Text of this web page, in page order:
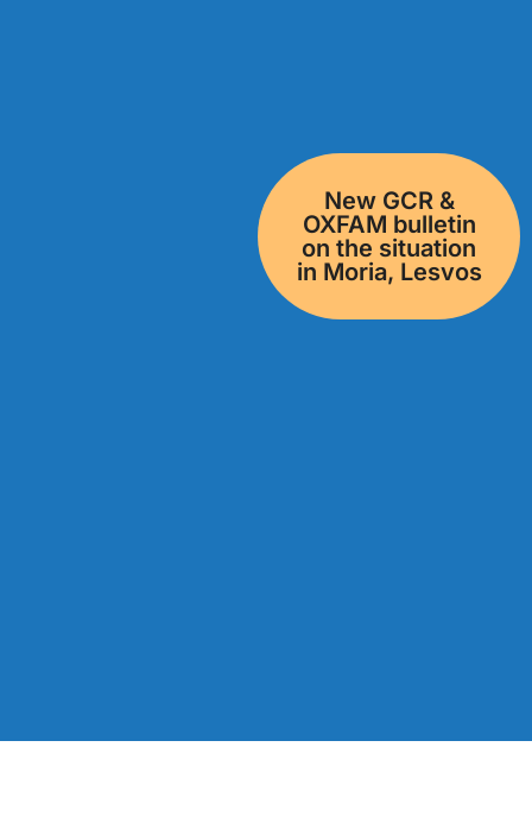
Νew GCR &
OXFAM bulletin
on the situation
in Moria, Lesvos